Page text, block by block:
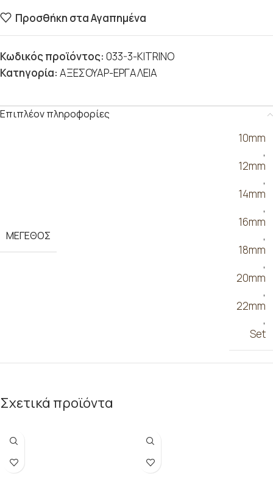
Προσθήκη στα Αγαπημένα
Κωδικός προϊόντος: 033-3-KITRINO
Κατηγορία: ΑΞΕΣΟΥΑΡ-ΕΡΓΑΛΕΙΑ
Επιπλέον πληροφορίες
ΜΕΓΕΘΟΣ
10mm
,
12mm
,
14mm
,
16mm
,
18mm
,
20mm
,
22mm
,
Set
Σχετικά προϊόντα